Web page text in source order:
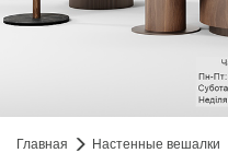
Главная
Настенные вешалки